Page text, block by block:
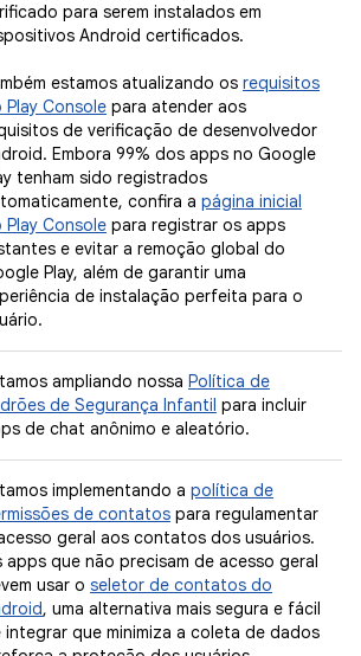
para serem instalados em
Android certificados.
estamos atualizando os requisitos
Play Console para atender aos
de verificação de desenvolvedor
Embora 99% dos apps no Google
tenham sido registrados
confira a página inicial
Play Console para registrar os apps
e evitar a remoção global do
Play, além de garantir uma
de instalação perfeita para o
ampliando nossa Política de
de Segurança Infantil para incluir
de chat anônimo e aleatório.
implementando a política de
de contatos para regulamentar
geral aos contatos dos usuários.
apps que não precisam de acesso geral
usar o seletor de contatos do
, uma alternativa mais segura e fácil
integrar que minimiza a coleta de dados